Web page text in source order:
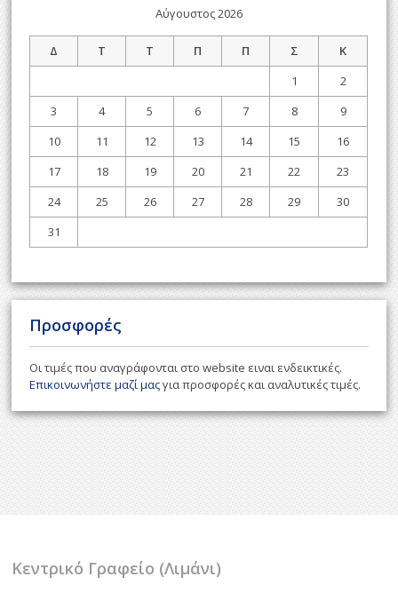
Αύγουστος 2026
Δ Τ Τ Π Π Σ
Κ
1
2
3
4 5 6 7 8
9
10
11 12 13 14 15
16
17
18 19 20 21 22
23
24
25 26 27 28 29
30
31
Προσφορές
Οι τιμές που αναγράφονται στο website ειναι ενδεικτικές.
Επικοινωνήστε μαζί μαςγια προσφορές και αναλυτικές τιμές.
Κεντρικό Γραφείο (Λιμάνι)